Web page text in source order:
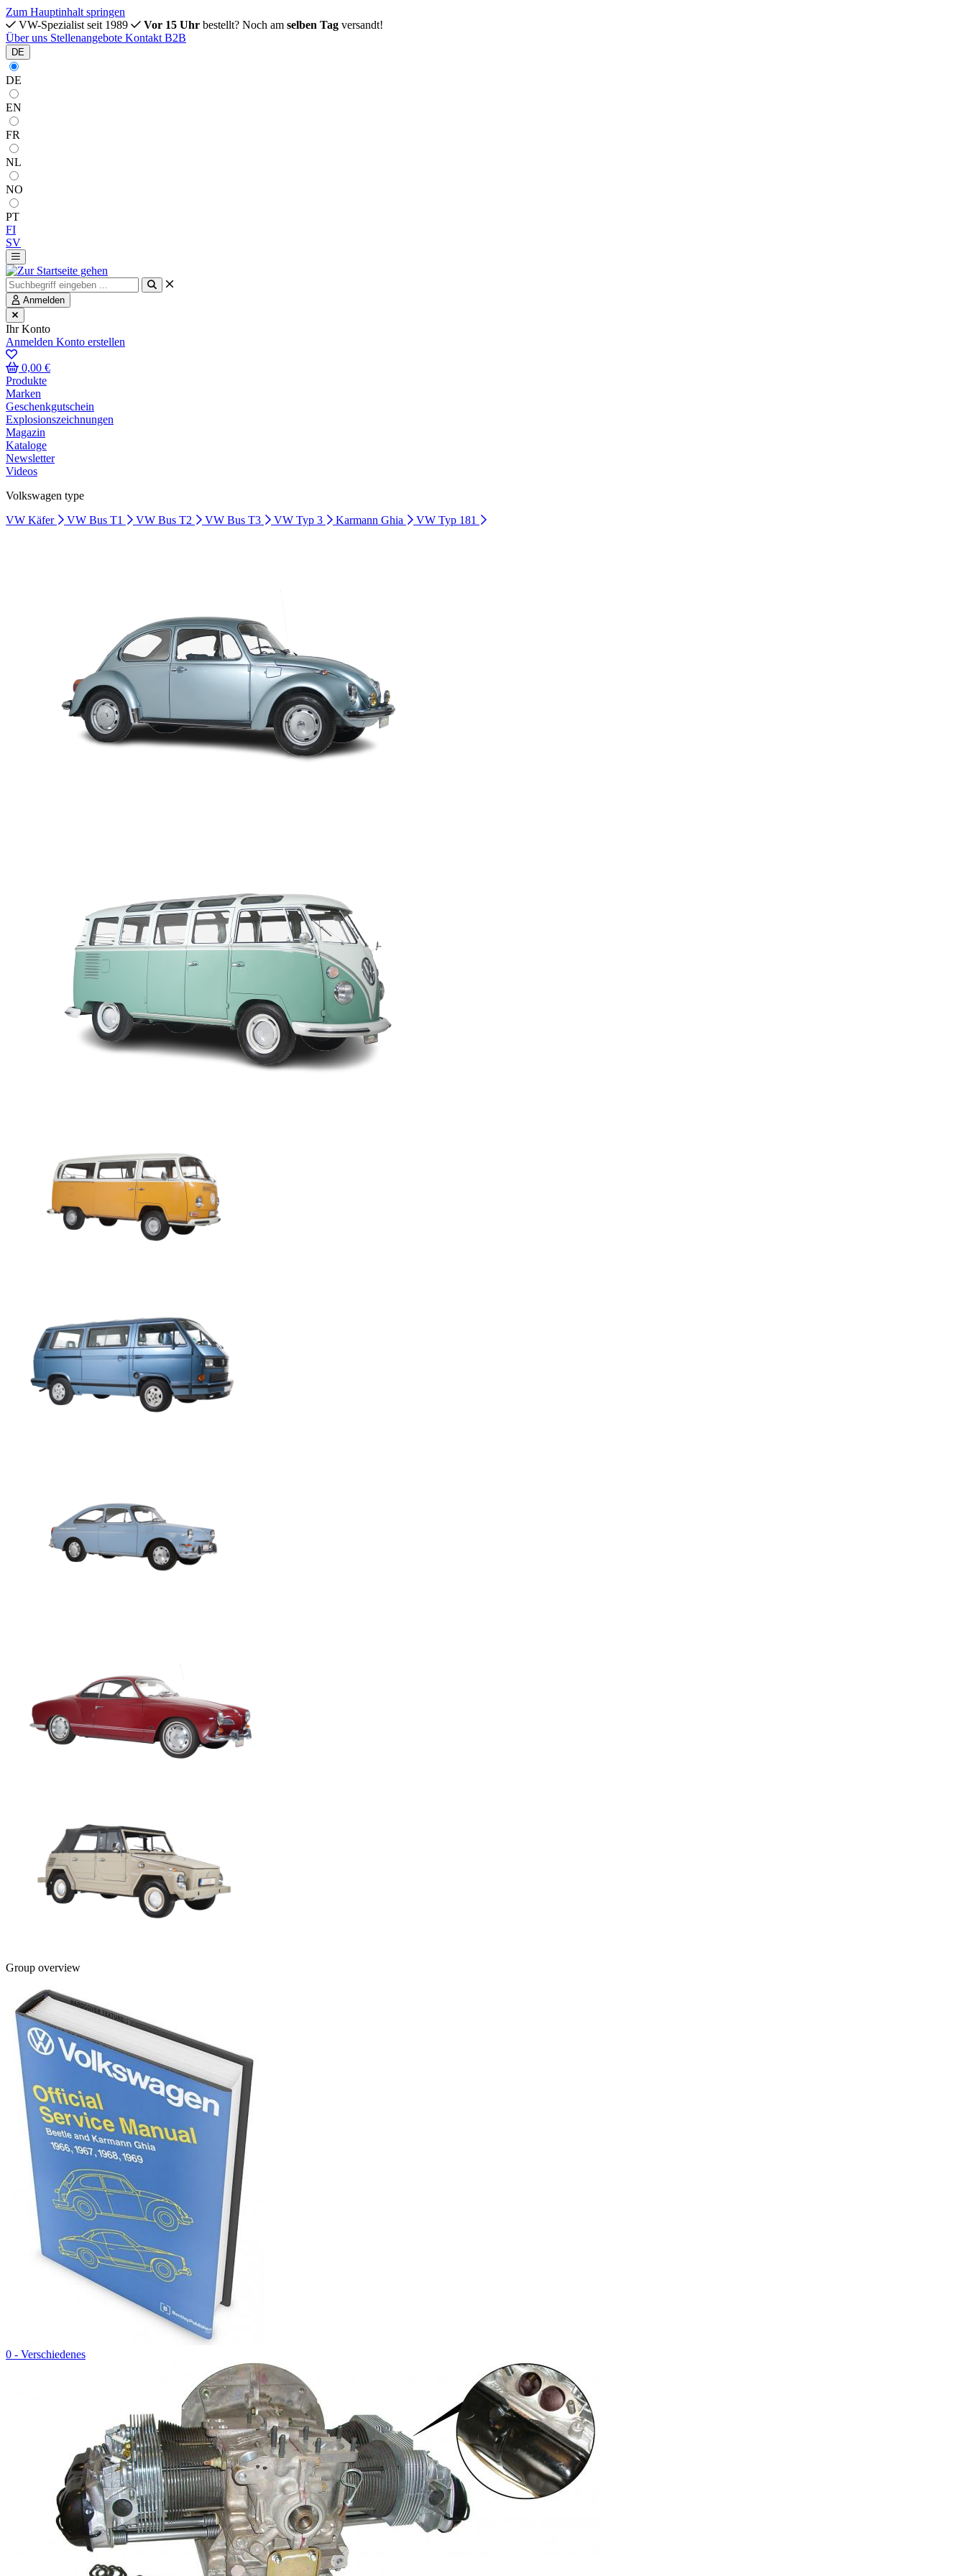
Zum Hauptinhalt springen
VW-Spezialist seit 1989
Vor 15 Uhr bestellt? Noch am selben Tag versandt!
Über uns Stellenangebote Kontakt B2B
DE
DE
EN
FR
NL
NO
PT
FI
SV
Anmelden
Ihr Konto
Anmelden Konto erstellen
0,00 €
Produkte
Marken
Geschenkgutschein
Explosionszeichnungen
Magazin
Kataloge
Newsletter
Videos
Volkswagen type
VW Käfer
VW Bus T1 VW Bus T2 VW Bus T3 VW Typ 3 Karmann Ghia VW Typ 181
Group overview
0 - Verschiedenes